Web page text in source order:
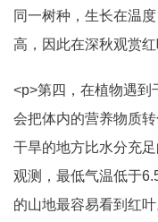
同一树种，生长在温
高，因此在深秋观赏
<p>第四，在植物遇到
会把体内的营养物质
干旱的地方比水分充
观测，最低气温低于
的山地最容易看到红